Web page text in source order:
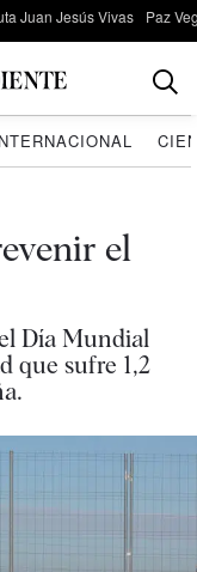
Juan Jesús Vivas Paz
el
Día Mundial
que sufre 1,2